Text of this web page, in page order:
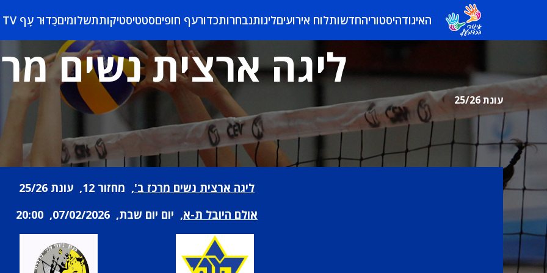
האיגודהיסטוריהחדשותלוח אירועיםליגותנבחרותכדורעף חופיםסטטיסטיקותתשלומיםכַּדוּר עָף TV
ליגה ארצית נשים
עונת 25/26
ליגה ארצית נשים מרכז ב', מחזור 12, עונת 25/26
אולם היובל ת-א, יום יום שבת, 07/02/2026, 20:00